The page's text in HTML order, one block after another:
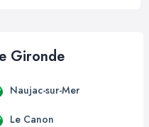
Gironde
Naujac-sur-Mer
Le Canon